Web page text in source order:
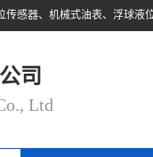
司
Ltd